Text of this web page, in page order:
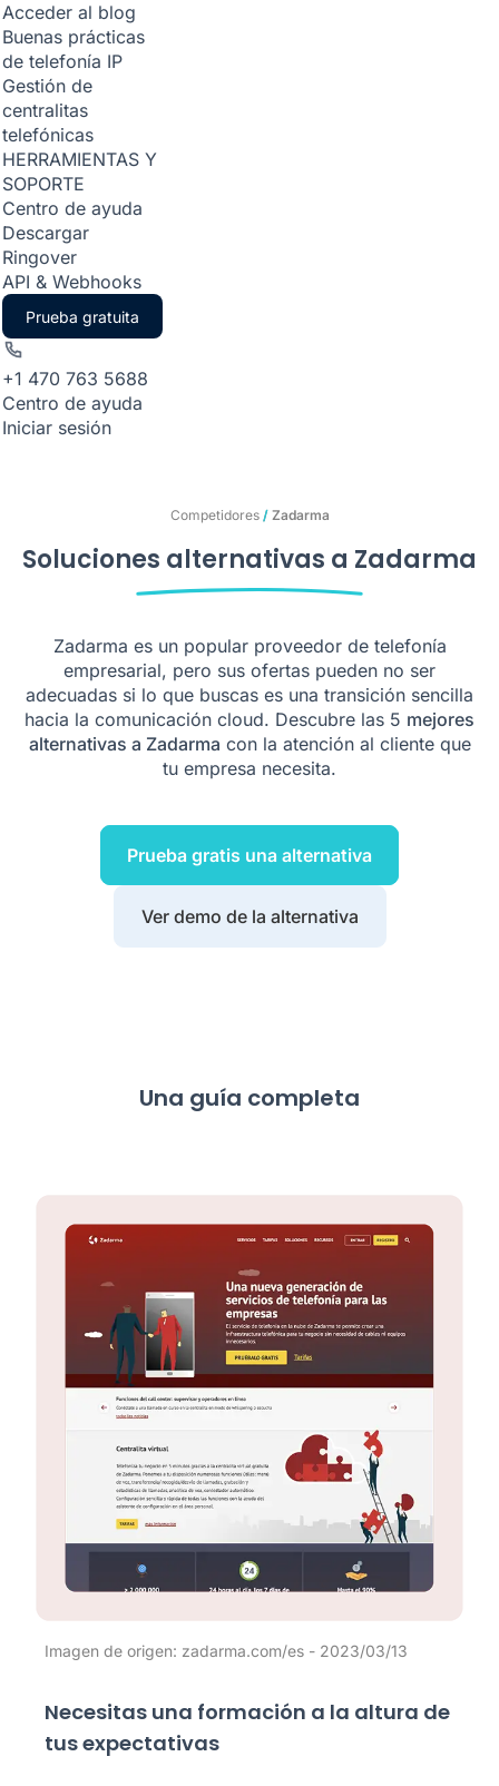
Acceder al blog
Buenas prácticas
de telefonía IP
Gestión de
centralitas
telefónicas
HERRAMIENTAS Y
SOPORTE
Centro de ayuda
Descargar
Ringover
API & Webhooks
Prueba gratuita
+1 470 763 5688
Centro de ayuda
Iniciar sesión
Competidores /Zadarma
Soluciones alternativas a Zadarma
Zadarma es un popular proveedor de telefonía
empresarial, pero sus ofertas pueden no ser
adecuadas si lo que buscas es una transición sencilla
hacia la comunicación cloud. Descubre las 5 mejores
alternativas a Zadarma con la atención al cliente que
tu empresa necesita.
Prueba gratis una alternativa
Ver demo de la alternativa
Una guía completa
Necesitas una formación a la altura de
tus expectativas
Imagen de origen: zadarma.com/es - 2023/03/13